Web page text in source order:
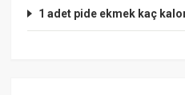
1 adet pide ekmek kaç